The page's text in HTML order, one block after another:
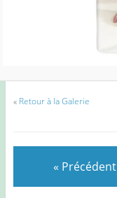
« Retour à la Galerie
« Précédent